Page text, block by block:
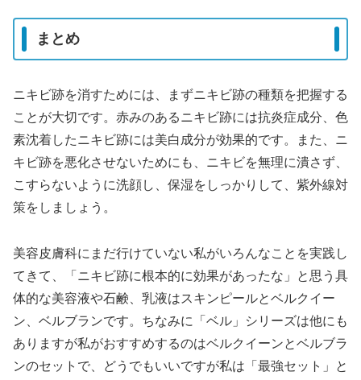
まとめ
ニキビ跡を消すためには、まずニキビ跡の種類を把握する
ことが大切です。赤みのあるニキビ跡には抗炎症成分、色
素沈着したニキビ跡には美白成分が効果的です。また、ニ
キビ跡を悪化させないためにも、ニキビを無理に潰さず、
こすらないように洗顔し、保湿をしっかりして、紫外線対
策をしましょう。
美容皮膚科にまだ行けていない私がいろんなことを実践し
てきて、「ニキビ跡に根本的に効果があったな」と思う具
体的な美容液や石鹸、乳液はスキンピールとベルクイー
ン、ベルブランです。ちなみに「ベル」シリーズは他にも
ありますが私がおすすめするのはベルクイーンとベルブラ
ンのセットで、どうでもいいですが私は「最強セット」と